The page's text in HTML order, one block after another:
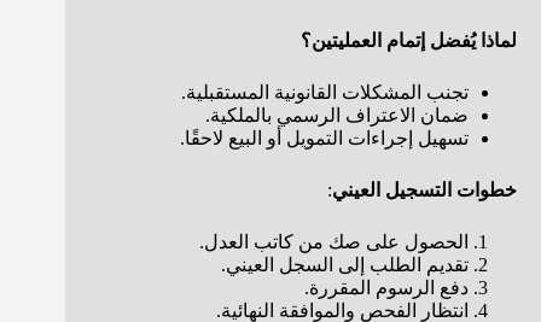
لماذا يُفضل إتمام العمليتين؟
تجنب المشكلات القانونية المستقبلية.
ضمان الاعتراف الرسمي بالملكية.
تسهيل إجراءات التمويل أو البيع لاحقًا.
خطوات التسجيل العيني:
الحصول على صك من كاتب العدل.
تقديم الطلب إلى السجل العيني.
دفع الرسوم المقررة.
انتظار الفحص والموافقة النهائية.